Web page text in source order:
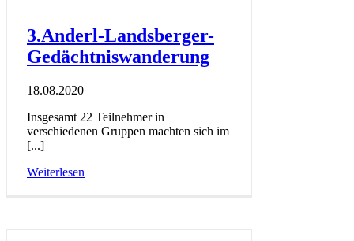
3.Anderl-Landsberger-
Gedächtniswanderung
18.08.2020|
Insgesamt 22 Teilnehmer in
verschiedenen Gruppen machten sich im
[...]
Weiterlesen